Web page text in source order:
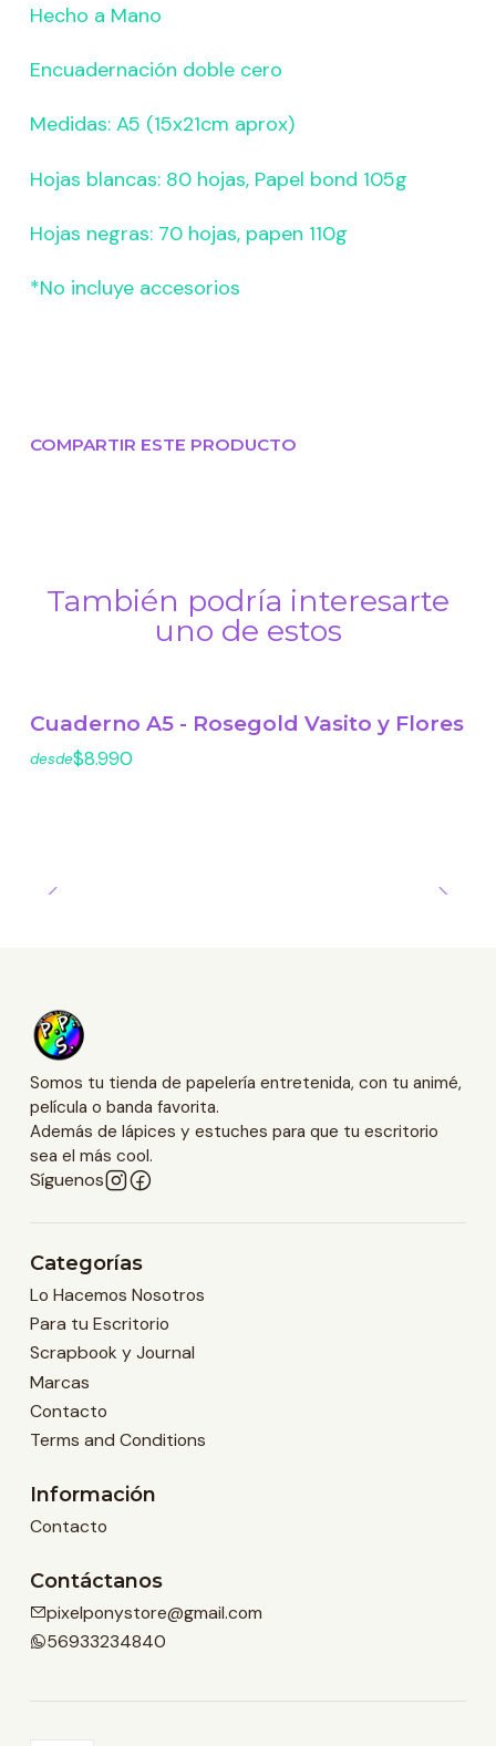
Hecho a Mano
Encuadernación doble cero
Medidas: A5 (15x21cm aprox)
Hojas blancas: 80 hojas, Papel bond 105g
Hojas negras: 70 hojas, papen 110g
*No incluye accesorios
COMPARTIR ESTE PRODUCTO
También podría interesarte
uno de estos
Cuaderno A5 - Rosegold Vasito y Flores
desde$8.990
Somos tu tienda de papelería entretenida, con tu animé,
película o banda favorita.
Además de lápices y estuches para que tu escritorio
sea el más cool.
Síguenos
Categorías
Lo Hacemos Nosotros
Para tu Escritorio
Scrapbook y Journal
Marcas
Contacto
Terms and Conditions
Información
Contacto
Contáctanos
pixelponystore@gmail.com
56933234840